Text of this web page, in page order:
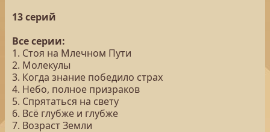
13 серий
Все серии:
1. Стоя на Млечном Пути
2. Молекулы
3. Когда знание победило страх
4. Небо, полное призраков
5. Спрятаться на свету
6. Всё глубже и глубже
7. Возраст Земли